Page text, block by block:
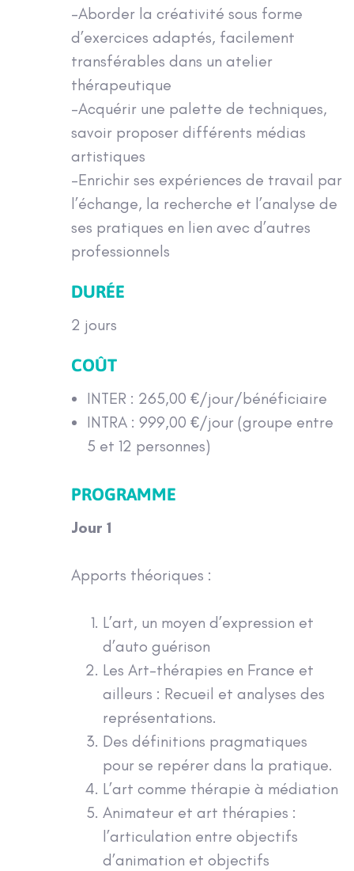
-Aborder la créativité sous forme
d’exercices adaptés, facilement
transférables dans un atelier
thérapeutique
-Acquérir une palette de techniques,
savoir proposer différents médias
artistiques
-Enrichir ses expériences de travail par
l’échange, la recherche et l’analyse de
ses pratiques en lien avec d’autres
professionnels
DURÉE
2 jours
COÛT
INTER : 265,00 €/jour/bénéficiaire
INTRA : 999,00 €/jour (groupe entre
5 et 12 personnes)
PROGRAMME
Jour 1
Apports théoriques :
L’art, un moyen d’expression et
d’auto guérison
Les Art-thérapies en France et
ailleurs : Recueil et analyses des
représentations.
Des définitions pragmatiques
pour se repérer dans la pratique.
L’art comme thérapie à médiation
Animateur et art thérapies :
l’articulation entre objectifs
d’animation et objectifs